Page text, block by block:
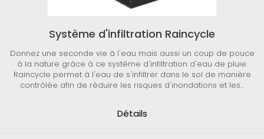
Système d'infiltration Raincycle
Donnez une seconde vie à l'eau mais aussi un coup de pouce
à la nature grâce à ce système d'infiltration d'eau de pluie.
Raincycle permet à l'eau de s'infiltrer dans le sol de manière
contrôlée afin de réduire les risques d'inondations et les...
Détails